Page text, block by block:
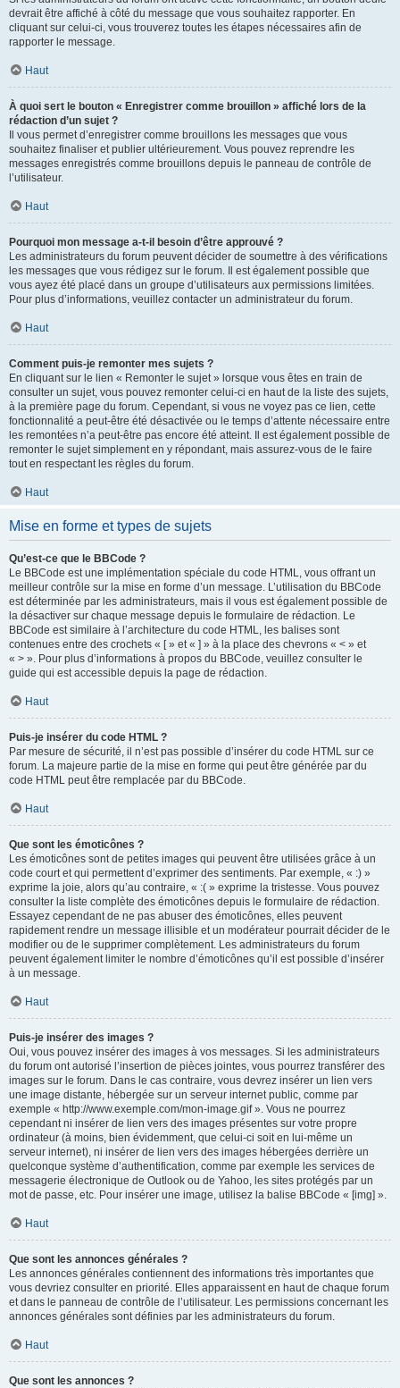
devrait être affiché à côté du message que vous souhaitez rapporter. En
cliquant sur celui-ci, vous trouverez toutes les étapes nécessaires afin de
rapporter le message.
Haut
À quoi sert le bouton « Enregistrer comme brouillon » affiché lors de la
rédaction d’un sujet ?
Il vous permet d’enregistrer comme brouillons les messages que vous
souhaitez finaliser et publier ultérieurement. Vous pouvez reprendre les
messages enregistrés comme brouillons depuis le panneau de contrôle de
l’utilisateur.
Haut
Pourquoi mon message a-t-il besoin d’être approuvé ?
Les administrateurs du forum peuvent décider de soumettre à des vérifications
les messages que vous rédigez sur le forum. Il est également possible que
vous ayez été placé dans un groupe d’utilisateurs aux permissions limitées.
Pour plus d’informations, veuillez contacter un administrateur du forum.
Haut
Comment puis-je remonter mes sujets ?
En cliquant sur le lien « Remonter le sujet » lorsque vous êtes en train de
consulter un sujet, vous pouvez remonter celui-ci en haut de la liste des sujets,
à la première page du forum. Cependant, si vous ne voyez pas ce lien, cette
fonctionnalité a peut-être été désactivée ou le temps d’attente nécessaire entre
les remontées n’a peut-être pas encore été atteint. Il est également possible de
remonter le sujet simplement en y répondant, mais assurez-vous de le faire
tout en respectant les règles du forum.
Haut
Mise en forme et types de sujets
Qu’est-ce que le BBCode ?
Le BBCode est une implémentation spéciale du code HTML, vous offrant un
meilleur contrôle sur la mise en forme d’un message. L’utilisation du BBCode
est déterminée par les administrateurs, mais il vous est également possible de
la désactiver sur chaque message depuis le formulaire de rédaction. Le
BBCode est similaire à l’architecture du code HTML, les balises sont
contenues entre des crochets « [ » et « ] » à la place des chevrons « < » et
« > ». Pour plus d’informations à propos du BBCode, veuillez consulter le
guide qui est accessible depuis la page de rédaction.
Haut
Puis-je insérer du code HTML ?
Par mesure de sécurité, il n’est pas possible d’insérer du code HTML sur ce
forum. La majeure partie de la mise en forme qui peut être générée par du
code HTML peut être remplacée par du BBCode.
Haut
Que sont les émoticônes ?
Les émoticônes sont de petites images qui peuvent être utilisées grâce à un
code court et qui permettent d’exprimer des sentiments. Par exemple, « :) »
exprime la joie, alors qu’au contraire, « :( » exprime la tristesse. Vous pouvez
consulter la liste complète des émoticônes depuis le formulaire de rédaction.
Essayez cependant de ne pas abuser des émoticônes, elles peuvent
rapidement rendre un message illisible et un modérateur pourrait décider de le
modifier ou de le supprimer complètement. Les administrateurs du forum
peuvent également limiter le nombre d’émoticônes qu’il est possible d’insérer
à un message.
Haut
Puis-je insérer des images ?
Oui, vous pouvez insérer des images à vos messages. Si les administrateurs
du forum ont autorisé l’insertion de pièces jointes, vous pourrez transférer des
images sur le forum. Dans le cas contraire, vous devrez insérer un lien vers
une image distante, hébergée sur un serveur internet public, comme par
exemple « http://www.exemple.com/mon-image.gif ». Vous ne pourrez
cependant ni insérer de lien vers des images présentes sur votre propre
ordinateur (à moins, bien évidemment, que celui-ci soit en lui-même un
serveur internet), ni insérer de lien vers des images hébergées derrière un
quelconque système d’authentification, comme par exemple les services de
messagerie électronique de Outlook ou de Yahoo, les sites protégés par un
mot de passe, etc. Pour insérer une image, utilisez la balise BBCode « [img] ».
Haut
Que sont les annonces générales ?
Les annonces générales contiennent des informations très importantes que
vous devriez consulter en priorité. Elles apparaissent en haut de chaque forum
et dans le panneau de contrôle de l’utilisateur. Les permissions concernant les
annonces générales sont définies par les administrateurs du forum.
Haut
Que sont les annonces ?